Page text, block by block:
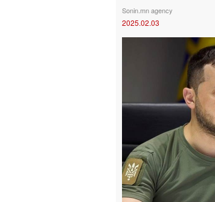
Sonin.mn agency
2025.02.03